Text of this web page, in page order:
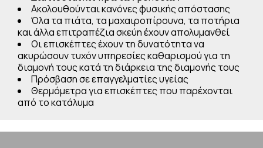
Ακολουθούνται κανόνες φυσικής απόστασης
Όλα τα πιάτα, τα μαχαιροπίρουνα, τα ποτήρια
και άλλα επιτραπέζια σκεύη έχουν απολυμανθεί
Οι επισκέπτες έχουν τη δυνατότητα να
ακυρώσουν τυχόν υπηρεσίες καθαρισμού για τη
διαμονή τους κατά τη διάρκεια της διαμονής τους
Πρόσβαση σε επαγγελματίες υγείας
Θερμόμετρα για επισκέπτες που παρέχονται
από το κατάλυμα